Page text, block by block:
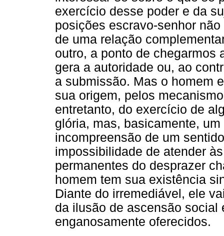
exercício desse poder e da
posições escravo-senhor
de uma relação
outro, a ponto de chegarmos
gera a autoridade ou, ao
a submissão. Mas o homem
sua origem, pelos
entretanto, do exercício de
glória, mas, basicamente,
incompreensão de um
impossibilidade de atender
permanentes do desprazer
homem tem sua existência
Diante do irremediável, ele
da ilusão de ascensão social
enganosamente oferecidos.